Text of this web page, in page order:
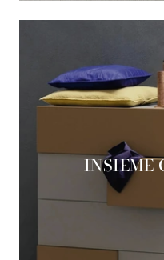
INSIEME